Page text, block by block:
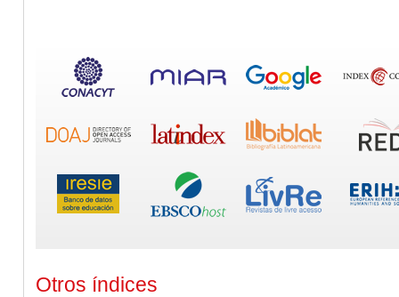
Otros índices